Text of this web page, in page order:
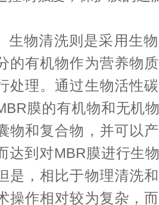
物清洗则是采用生物
的有机物作为营养物
处理。通过生物活性
膜的有机物和无机
物和复合物，并可以
达到对MBR膜进行生
是，相比于物理清洗
操作相对较为复杂，